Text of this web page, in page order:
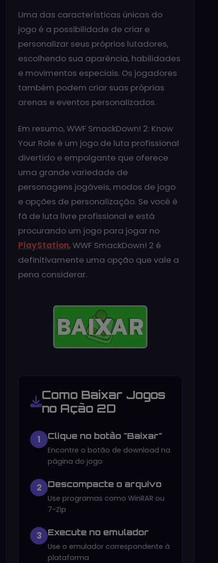
Uma das características únicas do
jogo é a possibilidade de criar e
personalizar seus próprios lutadores,
escolhendo sua aparência, habilidades
e movimentos especiais. Os jogadores
também podem criar suas próprias
arenas e eventos personalizados.
Em resumo, WWF SmackDown! 2: Know
Your Role é um jogo de luta profissional
divertido e empolgante que oferece
uma grande variedade de
personagens jogáveis, modos de jogo
e opções de personalização. Se você é
fã de luta livre profissional e está
procurando um jogo para jogar no
PlayStation, WWF SmackDown! 2 é
definitivamente uma opção que vale a
pena considerar.
Como Baixar Jogos
no Ação 2D
1 Clique no botão "Baixar"
Encontre o botão de download na
página do jogo
2 Descompacte o arquivo
Use programas como WinRAR ou
7-Zip
3 Execute no emulador
Use o emulador correspondente à
plataforma